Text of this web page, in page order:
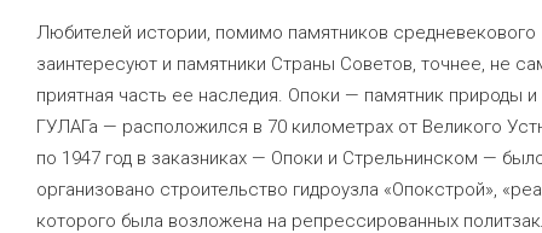
Любителей истории, помимо памятников средневекового
заинтересуют и памятники Страны Советов, точнее, не
приятная часть ее наследия. Опоки — памятник природы
ГУЛАГа — расположился в 70 километрах от Великого
по 1947 год в заказниках — Опоки и Стрельнинском —
организовано строительство гидроузла «Опокстрой»,
которого была возложена на репрессированных